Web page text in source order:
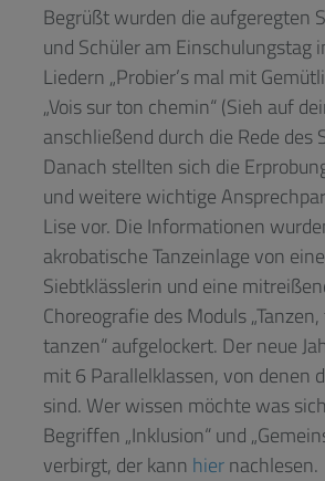
Begrüßt wurden die aufgeregten
und Schüler am Einschulungstag
Liedern „Probier’s mal mit
„Vois sur ton chemin“ (Sieh auf
anschließend durch die Rede des
Danach stellten sich die
und weitere wichtige
Lise vor. Die Informationen
akrobatische Tanzeinlage von
Siebtklässlerin und eine
Choreografie des Moduls
tanzen“ aufgelockert. Der neue
mit 6 Parallelklassen, von denen
sind. Wer wissen möchte was
Begriffen „Inklusion“ und
verbirgt, der kann hiernachlesen.